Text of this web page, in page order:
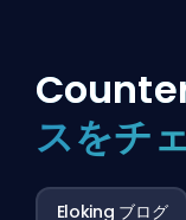
スをチ
Eloking ブログ